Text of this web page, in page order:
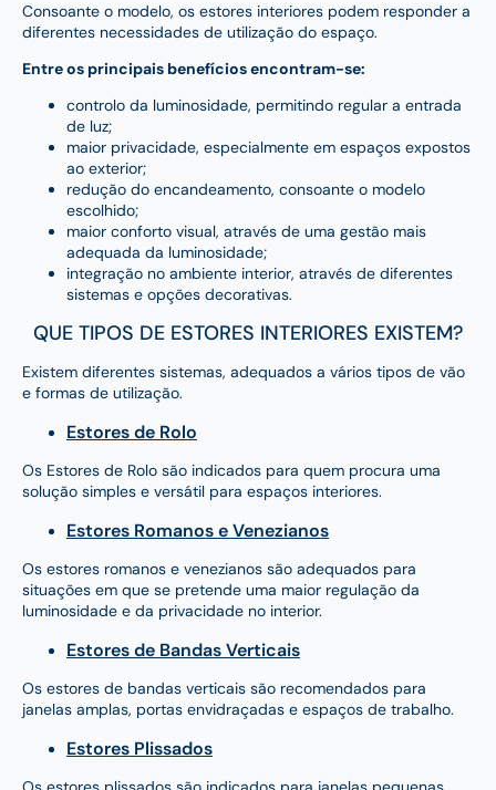
Consoante o modelo, os estores interiores podem responder a
diferentes necessidades de utilização do espaço.
Entre os principais benefícios encontram-se:
controlo da luminosidade, permitindo regular a entrada
de luz;
maior privacidade, especialmente em espaços expostos
ao exterior;
redução do encandeamento, consoante o modelo
escolhido;
maior conforto visual, através de uma gestão mais
adequada da luminosidade;
integração no ambiente interior, através de diferentes
sistemas e opções decorativas.
QUE TIPOS DE ESTORES INTERIORES EXISTEM?
Existem diferentes sistemas, adequados a vários tipos de vão
e formas de utilização.
Estores de Rolo
Os Estores de Rolo são indicados para quem procura uma
solução simples e versátil para espaços interiores.
Estores Romanos e Venezianos
Os estores romanos e venezianos são adequados para
situações em que se pretende uma maior regulação da
luminosidade e da privacidade no interior.
Estores de Bandas Verticais
Os estores de bandas verticais são recomendados para
janelas amplas, portas envidraçadas e espaços de trabalho.
Estores Plissados